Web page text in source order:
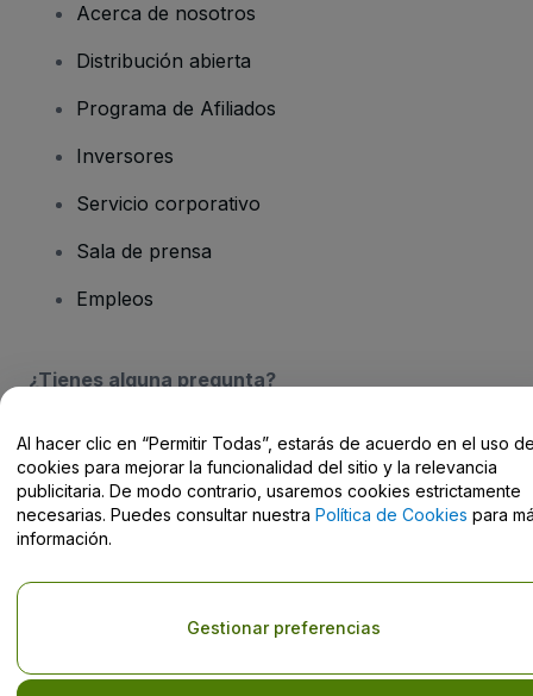
Acerca de nosotros
Distribución abierta
Programa de Afiliados
Inversores
Servicio corporativo
Sala de prensa
Empleos
¿Tienes alguna pregunta?
Centro de Ayuda / Contacto
Derechos reservados © viagogo Entertainment Inc 2026 Datos de
El uso de este sitio web constituye la aceptación de los
Política de Privacidad, de laPolítica de Cookies
No compartir mi información personal ni tus opciones de
Al hacer clic en “Permitir Todas”, estarás de acuerdo en el uso
cookies para mejorar la funcionalidad del sitio y la relevancia
publicitaria. De modo contrario, usaremos cookies estrictamente
necesarias. Puedes consultar nuestra Política de Cookies para
información.
Gestionar preferencias